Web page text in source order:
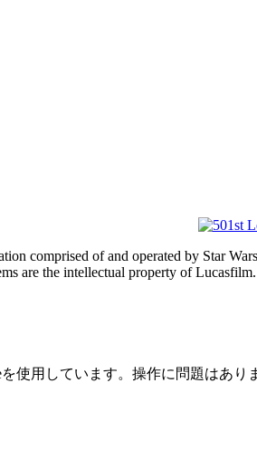
comprised of and operated by Star
are the intellectual property of
使用しています。操作に問題はあり